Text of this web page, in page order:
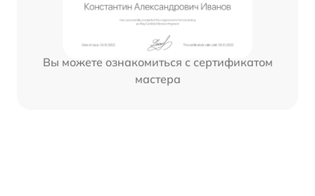
Вы можете ознакомиться с сертификатом
мастера